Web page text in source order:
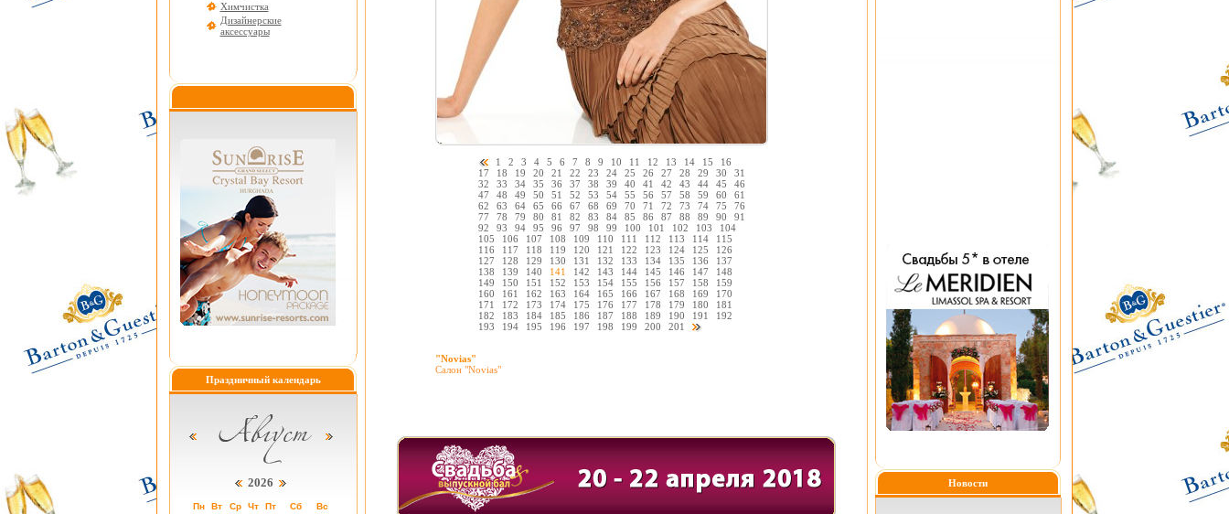
Химчистка
Дизайнерские
аксессуары
Праздничный календарь
2026
Пн Вт Ср Чт Пт Сб Вс
1 2 3 4 5 6 7 8 9 10 11 12 13 14 15
16
17
18 19 20 21 22 23 24 25 26 27 28 29 30
31
32
33 34 35 36 37 38 39 40 41 42 43 44 45
46
47
48 49 50 51 52 53 54 55 56 57 58 59 60
61
62
63 64 65 66 67 68 69 70 71 72 73 74 75
76
77
78 79 80 81 82 83 84 85 86 87 88 89 90
91
92
93 94 95 96 97 98 99 100 101 102 103
104
105
106 107 108 109 110 111 112 113 114
115
116
117 118 119 120 121 122 123 124 125
126
127
128 129 130 131 132 133 134 135 136
137
138
139 140 141 142 143 144 145 146 147
148
149
150 151 152 153 154 155 156 157 158
159
160
161 162 163 164 165 166 167 168 169
170
171
172 173 174 175 176 177 178 179 180
181
182
183 184 185 186 187 188 189 190 191
192
193
194 195 196 197 198 199 200 201
"Novias"
Салон "Novias"
Новости